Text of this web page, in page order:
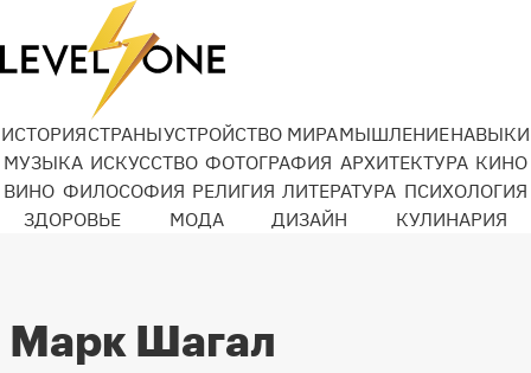
ИСТОРИЯСТРАНЫУСТРОЙСТВО МИРАМЫШЛЕНИЕНАВЫКИ
МУЗЫКА ИСКУССТВО ФОТОГРАФИЯ АРХИТЕКТУРА КИНО
ВИНО ФИЛОСОФИЯ РЕЛИГИЯ ЛИТЕРАТУРА ПСИХОЛОГИЯ
ЗДОРОВЬЕ
МОДА ДИЗАЙН КУЛИНАРИЯ
Марк Шагал